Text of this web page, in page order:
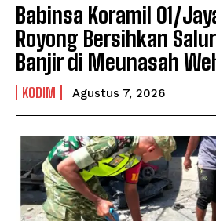
Babinsa Koramil 01/
Royong Bersihkan
Banjir di Meunasah
KODIM Agustus 7, 2026